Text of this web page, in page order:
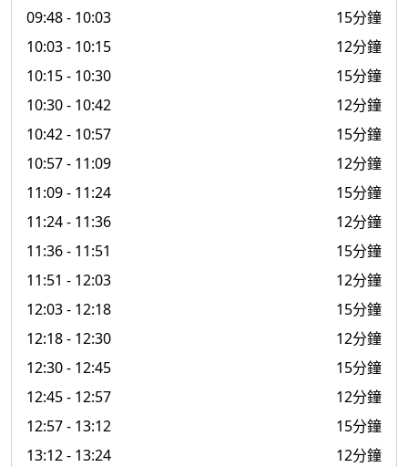
09:48- 10:03
15分鐘
10:03- 10:15
12分鐘
10:15- 10:30
15分鐘
10:30- 10:42
12分鐘
10:42- 10:57
15分鐘
10:57- 11:09
12分鐘
11:09- 11:24
15分鐘
11:24- 11:36
12分鐘
11:36- 11:51
15分鐘
11:51 - 12:03
12分鐘
12:03- 12:18
15分鐘
12:18- 12:30
12分鐘
12:30- 12:45
15分鐘
12:45- 12:57
12分鐘
12:57- 13:12
15分鐘
13:12- 13:24
12分鐘